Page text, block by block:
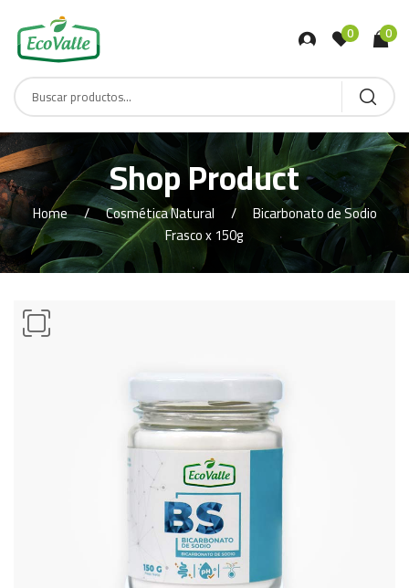
0 0
Shop Product
Home Cosmética Natural
Bicarbonato de Sodio
Frasco x 150g